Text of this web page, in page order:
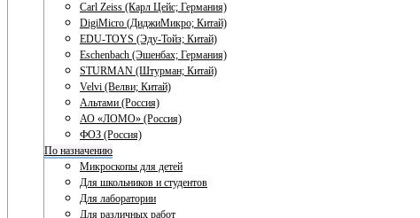
Carl Zeiss (Карл Цейс; Германия)
DigiMicro (ДиджиМикро; Китай)
EDU-TOYS (Эду-Тойз; Китай)
Eschenbach (Эшенбах; Германия)
STURMAN (Штурман; Китай)
Velvi (Велви; Китай)
Альтами (Россия)
АО «ЛОМО» (Россия)
ФОЗ (Россия)
По назначению
Микроскопы для детей
Для школьников и студентов
Для лаборатории
Для различных работ